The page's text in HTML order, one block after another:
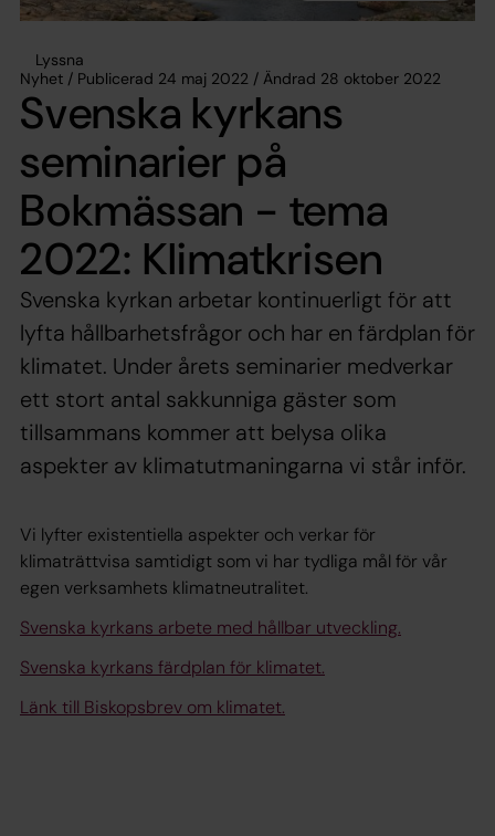
Lyssna
Nyhet / Publicerad 24 maj 2022 / Ändrad 28 oktober 2022
Svenska kyrkans
seminarier på
Bokmässan - tema
2022: Klimatkrisen
Svenska kyrkan arbetar kontinuerligt för att
lyfta hållbarhetsfrågor och har en färdplan för
klimatet. Under årets seminarier medverkar
ett stort antal sakkunniga gäster som
tillsammans kommer att belysa olika
aspekter av klimatutmaningarna vi står inför.
Vi lyfter existentiella aspekter och verkar för
klimaträttvisa samtidigt som vi har tydliga mål för vår
egen verksamhets klimatneutralitet.
Svenska kyrkans arbete med hållbar utveckling.
Svenska kyrkans färdplan för klimatet.
Länk till Biskopsbrev om klimatet.